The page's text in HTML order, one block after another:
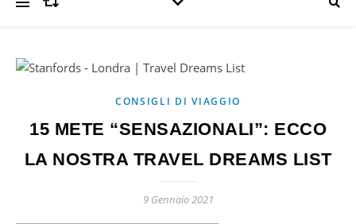
CONSIGLI DI VIAGGIO
15 METE “SENSAZIONALI”: ECCO
LA NOSTRA TRAVEL DREAMS LIST
9 Gennaio 2021